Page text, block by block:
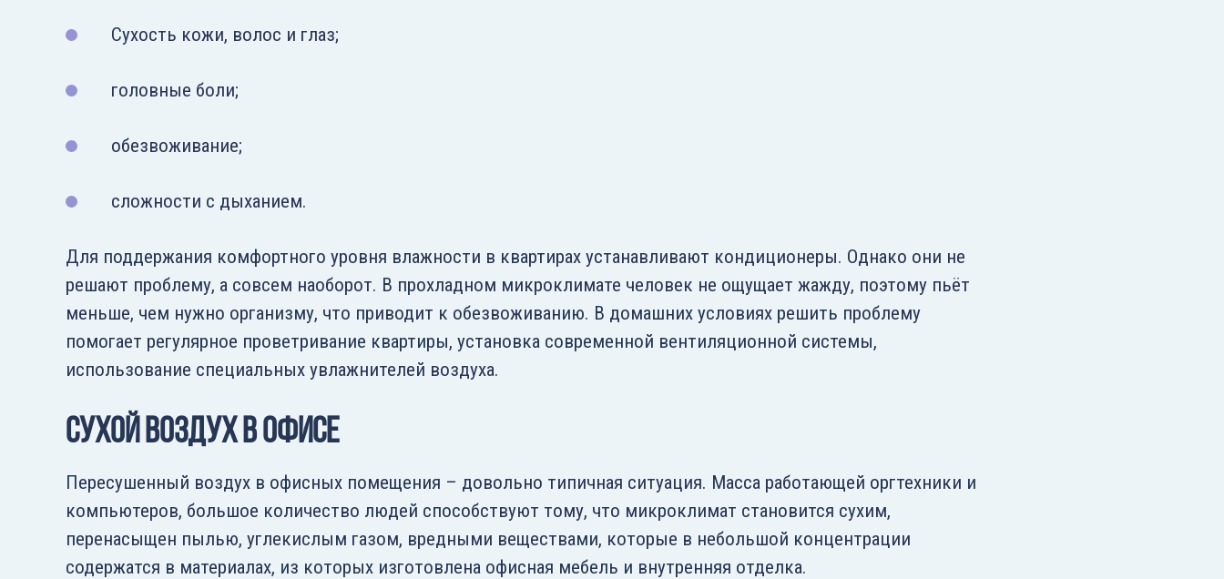
Сухость кожи, волос и глаз;
головные боли;
обезвоживание;
сложности с дыханием.
Для поддержания комфортного уровня влажности в квартирах устанавливают кондиционеры. Однако они не
решают проблему, а совсем наоборот. В прохладном микроклимате человек не ощущает жажду, поэтому пьёт
меньше, чем нужно организму, что приводит к обезвоживанию. В домашних условиях решить проблему
помогает регулярное проветривание квартиры, установка современной вентиляционной системы,
использование специальных увлажнителей воздуха.
Сухой воздух в офисе
Пересушенный воздух в офисных помещения – довольно типичная ситуация. Масса работающей оргтехники и
компьютеров, большое количество людей способствуют тому, что микроклимат становится сухим,
перенасыщен пылью, углекислым газом, вредными веществами, которые в небольшой концентрации
содержатся в материалах, из которых изготовлена офисная мебель и внутренняя отделка.